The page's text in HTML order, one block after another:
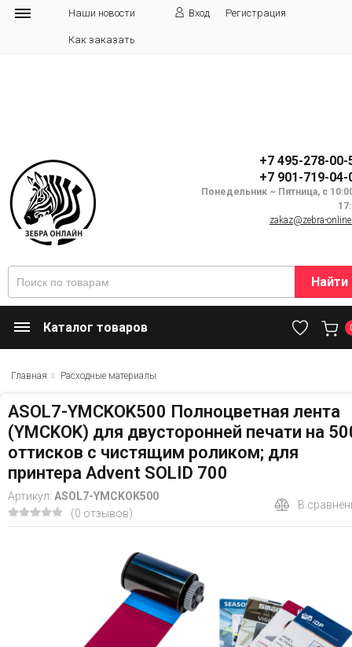
Наши новости Вход Регистрация
Как заказать
+7 495-278-00-
+7 901-719-04-
Понедельник ~ Пятница, с
zakaz@zebra-
Найти
Каталог товаров
Главная Расходные материалы
ASOL7-YMCKOK500 Полноцветная лента
(YMCKOK) для двусторонней печати на
оттисков с чистящим роликом; для
принтера Advent SOLID 700
Артикул: ASOL7-YMCKOK500
(0 отзывов)
В